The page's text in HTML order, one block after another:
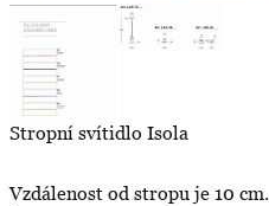
Stropní svítidlo Isola
Vzdálenost od stropu je 10 cm.